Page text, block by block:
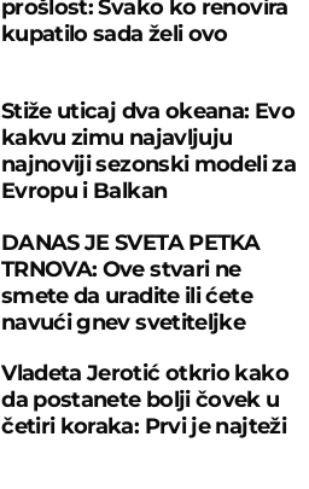
prošlost: Svako ko renovira
kupatilo sada želi ovo
Stiže uticaj dva okeana: Evo
kakvu zimu najavljuju
najnoviji sezonski modeli za
Evropu i Balkan
DANAS JE SVETA PETKA
TRNOVA: Ove stvari ne
smete da uradite ili ćete
navući gnev svetiteljke
Vladeta Jerotić otkrio kako
da postanete bolji čovek u
četiri koraka: Prvi je najteži